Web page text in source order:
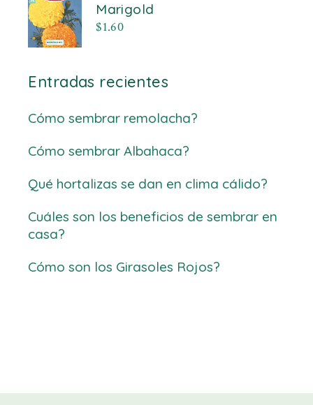
Marigold
$1.60
Entradas recientes
Cómo sembrar remolacha?
Cómo sembrar Albahaca?
Qué hortalizas se dan en clima cálido?
Cuáles son los beneficios de sembrar en
casa?
Cómo son los Girasoles Rojos?